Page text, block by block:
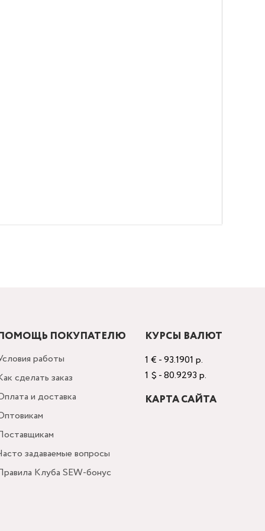
ПОКУПАТЕЛЮ
работы
сделать заказ
и доставка
задаваемые вопросы
Клуба SEW-бонус
КУРСЫ ВАЛЮТ
1 € - 93.1901 р.
1 $ - 80.9293 р.
КАРТА САЙТА